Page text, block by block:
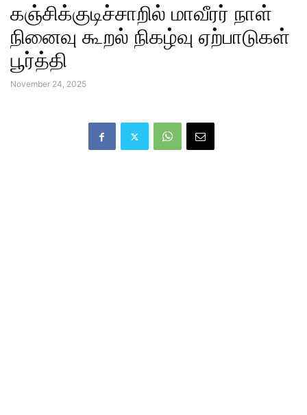
கஞ்சிக்குடிச்சாறில் மாவீரர் நாள்
நினைவு கூறல் நிகழ்வு ஏற்பாடுகள்
பூர்த்தி
November 24, 2025